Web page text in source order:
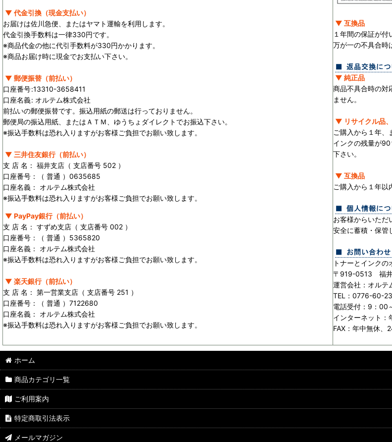
▼ 代金引換（現金支払い）
お届けは佐川急便、またはヤマト運輸を利用します。
代金引換手数料は一律330円です。
※商品代金の他に代引手数料が330円かかります。
※商品お届け時に現金でお支払い下さい。
▼ 郵便振替（前払い）
口座番号:13310-3658411
口座名義: オルテム株式会社
前払いの郵便振替です。振込用紙の郵送は行っておりません。
郵便局の振込用紙、またはＡＴＭ、ゆうちょダイレクトでお振込下さい。
※振込手数料は恐れ入りますがお客様ご負担でお願い致します。
▼ 三井住友銀行（前払い）
支 店 名： 福井支店（ 支店番号 502 ）
口座番号：（ 普通 ）0635685
口座名義： オルテム株式会社
※振込手数料は恐れ入りますがお客様ご負担でお願い致します。
▼ PayPay銀行（前払い）
支 店 名： すずめ支店（ 支店番号 002 ）
口座番号：（ 普通 ）5365820
口座名義： オルテム株式会社
※振込手数料は恐れ入りますがお客様ご負担でお願い致します。
▼ 楽天銀行（前払い）
支 店 名： 第一営業支店（ 支店番号 251 ）
口座番号：（ 普通 ）7122680
口座名義： オルテム株式会社
※振込手数料は恐れ入りますがお客様ご負担でお願い致します。
▼ 互換品
１年間の保証が付
万が一の不具合時
▼ 純正品
商品不具合時の対
ません。
▼ リサイクル品
ご購入から１年、
インクの残量が
下さい。
▼ 互換品
ご購入から１年以
お客様からいただ
安全に蓄積・保管
トナーとインクの
〒919-0513 福井
運営会社：オルテ
TEL：0776-60-
電話受付：9：00
インターネット：
FAX：年中無休、
ホーム
商品カテゴリ一覧
ご利用案内
特定商取引法表示
メールマガジン